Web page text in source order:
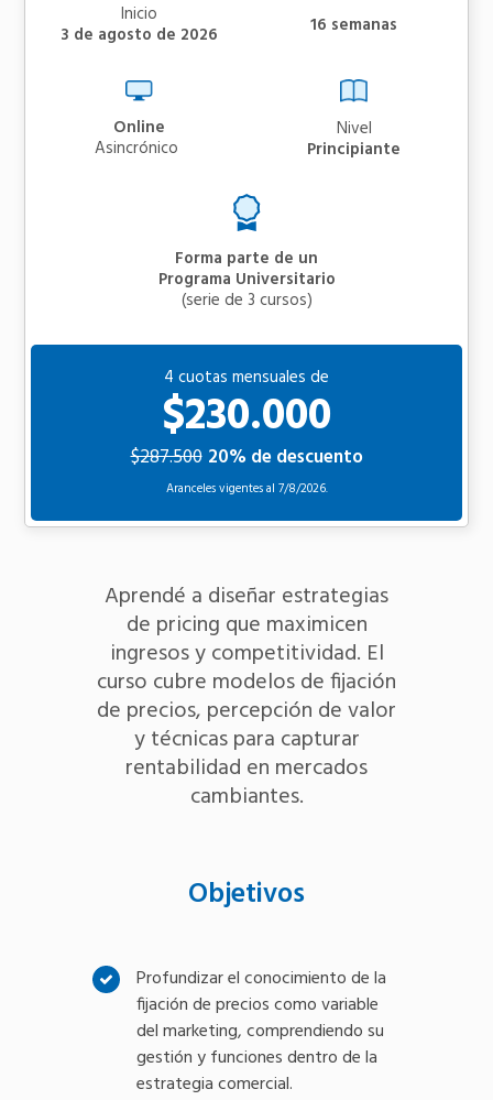
Inicio
3 de agosto de 2026 16 semanas
Online
asincrónico
Nivel
Principiante
Forma parte de un
Programa Universitario
(serie de 3 cursos)
4 cuotas mensuales de
$230.000
$287.500 20% de descuento
Aranceles vigentes al 7/8/2026.
Aprendé a diseñar estrategias
de pricing que maximicen
ingresos y competitividad. El
curso cubre modelos de fijación
de precios, percepción de valor
y técnicas para capturar
rentabilidad en mercados
cambiantes.
Objetivos
Profundizar el conocimiento de la
fijación de precios como variable
del marketing, comprendiendo su
gestión y funciones dentro de la
estrategia comercial.